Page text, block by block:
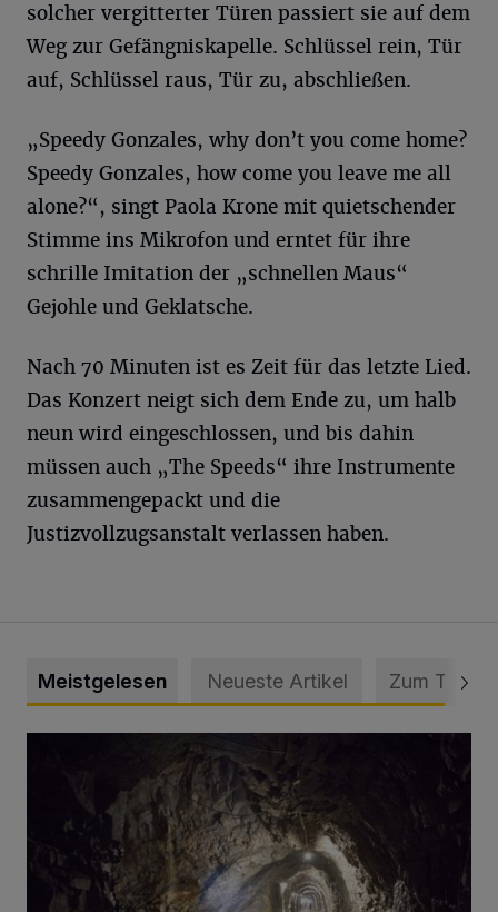
solcher vergitterter Türen passiert sie auf dem
Weg zur Gefängniskapelle. Schlüssel rein, Tür
auf, Schlüssel raus, Tür zu, abschließen.
„Speedy Gonzales, why don’t you come home?
Speedy Gonzales, how come you leave me all
alone?“, singt Paola Krone mit quietschender
Stimme ins Mikrofon und erntet für ihre
schrille Imitation der „schnellen Maus“
Gejohle und Geklatsche.
Nach 70 Minuten ist es Zeit für das letzte Lied.
Das Konzert neigt sich dem Ende zu, um halb
neun wird eingeschlossen, und bis dahin
müssen auch „The Speeds“ ihre Instrumente
zusammengepackt und die
Justizvollzugsanstalt verlassen haben.
Meistgelesen Neueste Artikel Zum Thema